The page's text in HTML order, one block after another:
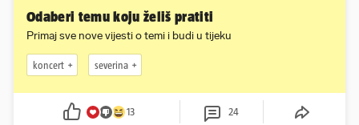
Odaberi temu koju želiš pratiti
Primaj sve nove vijesti o temi i budi u tijeku
koncert severina
13 24